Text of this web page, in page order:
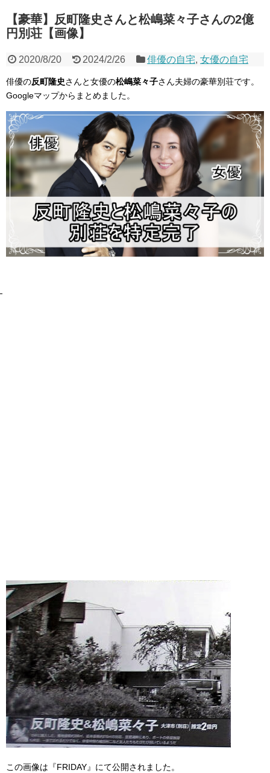
【豪華】反町隆史さんと松嶋菜々子さんの2億
円別荘【画像】
2020/8/20 2024/2/26 俳優の自宅,女優の自宅
俳優の反町隆史さんと女優の松嶋菜々子さん夫婦の豪華別荘です。
Googleマップからまとめました。
この画像は『FRIDAY』にて公開されました。